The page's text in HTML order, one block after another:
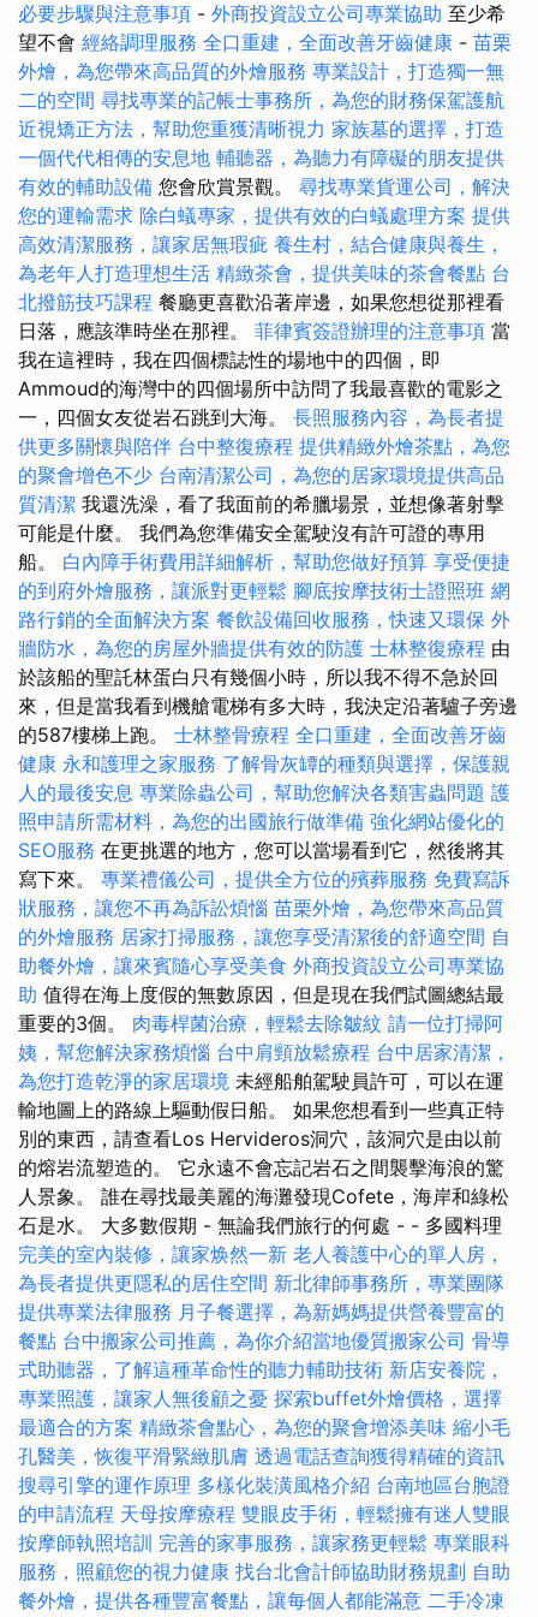
必要步驟與注意事項 - 外商投資設立公司專業協助 至少希
望不會 經絡調理服務 全口重建，全面改善牙齒健康 - 苗栗
外燴，為您帶來高品質的外燴服務 專業設計，打造獨一無
二的空間 尋找專業的記帳士事務所，為您的財務保駕護航
近視矯正方法，幫助您重獲清晰視力 家族墓的選擇，打造
一個代代相傳的安息地 輔聽器，為聽力有障礙的朋友提供
有效的輔助設備 您會欣賞景觀。 尋找專業貨運公司，解決
您的運輸需求 除白蟻專家，提供有效的白蟻處理方案 提供
高效清潔服務，讓家居無瑕疵 養生村，結合健康與養生，
為老年人打造理想生活 精緻茶會，提供美味的茶會餐點 台
北撥筋技巧課程 餐廳更喜歡沿著岸邊，如果您想從那裡看
日落，應該準時坐在那裡。 菲律賓簽證辦理的注意事項 當
我在這裡時，我在四個標誌性的場地中的四個，即
Ammoud的海灣中的四個場所中訪問了我最喜歡的電影之
一，四個女友從岩石跳到大海。 長照服務內容，為長者提
供更多關懷與陪伴 台中整復療程 提供精緻外燴茶點，為您
的聚會增色不少 台南清潔公司，為您的居家環境提供高品
質清潔 我還洗澡，看了我面前的希臘場景，並想像著射擊
可能是什麼。 我們為您準備安全駕駛沒有許可證的專用
船。 白內障手術費用詳細解析，幫助您做好預算 享受便捷
的到府外燴服務，讓派對更輕鬆 腳底按摩技術士證照班 網
路行銷的全面解決方案 餐飲設備回收服務，快速又環保 外
牆防水，為您的房屋外牆提供有效的防護 士林整復療程 由
於該船的聖託林蛋白只有幾個小時，所以我不得不急於回
來，但是當我看到機艙電梯有多大時，我決定沿著驢子旁邊
的587樓梯上跑。 士林整骨療程 全口重建，全面改善牙齒
健康 永和護理之家服務 了解骨灰罈的種類與選擇，保護親
人的最後安息 專業除蟲公司，幫助您解決各類害蟲問題 護
照申請所需材料，為您的出國旅行做準備 強化網站優化的
SEO服務 在更挑選的地方，您可以當場看到它，然後將其
寫下來。 專業禮儀公司，提供全方位的殯葬服務 免費寫訴
狀服務，讓您不再為訴訟煩惱 苗栗外燴，為您帶來高品質
的外燴服務 居家打掃服務，讓您享受清潔後的舒適空間 自
助餐外燴，讓來賓隨心享受美食 外商投資設立公司專業協
助 值得在海上度假的無數原因，但是現在我們試圖總結最
重要的3個。 肉毒桿菌治療，輕鬆去除皺紋 請一位打掃阿
姨，幫您解決家務煩惱 台中肩頸放鬆療程 台中居家清潔，
為您打造乾淨的家居環境 未經船舶駕駛員許可，可以在運
輸地圖上的路線上驅動假日船。 如果您想看到一些真正特
別的東西，請查看Los Hervideros洞穴，該洞穴是由以前
的熔岩流塑造的。 它永遠不會忘記岩石之間襲擊海浪的驚
人景象。 誰在尋找最美麗的海灘發現Cofete，海岸和綠松
石是水。 大多數假期 - 無論我們旅行的何處 - - 多國料理
完美的室內裝修，讓家焕然一新 老人養護中心的單人房，
為長者提供更隱私的居住空間 新北律師事務所，專業團隊
提供專業法律服務 月子餐選擇，為新媽媽提供營養豐富的
餐點 台中搬家公司推薦，為你介紹當地優質搬家公司 骨導
式助聽器，了解這種革命性的聽力輔助技術 新店安養院，
專業照護，讓家人無後顧之憂 探索buffet外燴價格，選擇
最適合的方案 精緻茶會點心，為您的聚會增添美味 縮小毛
孔醫美，恢復平滑緊緻肌膚 透過電話查詢獲得精確的資訊
搜尋引擎的運作原理 多樣化裝潢風格介紹 台南地區台胞證
的申請流程 天母按摩療程 雙眼皮手術，輕鬆擁有迷人雙眼
按摩師執照培訓 完善的家事服務，讓家務更輕鬆 專業眼科
服務，照顧您的視力健康 找台北會計師協助財務規劃 自助
餐外燴，提供各種豐富餐點，讓每個人都能滿意 二手冷凍